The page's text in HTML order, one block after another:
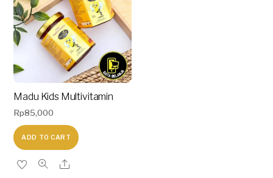
Madu Kids Multivitamin
Rp85,000
ADD TO CART